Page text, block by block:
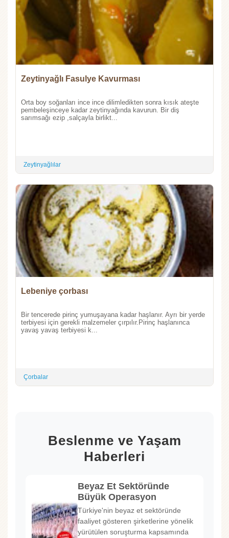
Zeytinyağlı Fasulye Kavurması
Orta boy soğanları ince ince dilimledikten sonra kısık ateşte
pembeleşinceye kadar zeytinyağında kavurun. Bir diş
sarımsağı ezip ,salçayla birlikt...
Zeytinyağlılar
Lebeniye çorbası
Bir tencerede pirinç yumuşayana kadar haşlanır. Ayrı bir yerde
terbiyesi için gerekli malzemeler çırpılır.Pirinç haşlanınca
yavaş yavaş terbiyesi k...
Çorbalar
Beslenme ve Yaşam
Haberleri
Beyaz Et Sektöründe
Büyük Operasyon
Türkiye'nin beyaz et sektöründe
faaliyet gösteren şirketlerine yönelik
yürütülen soruşturma kapsamında